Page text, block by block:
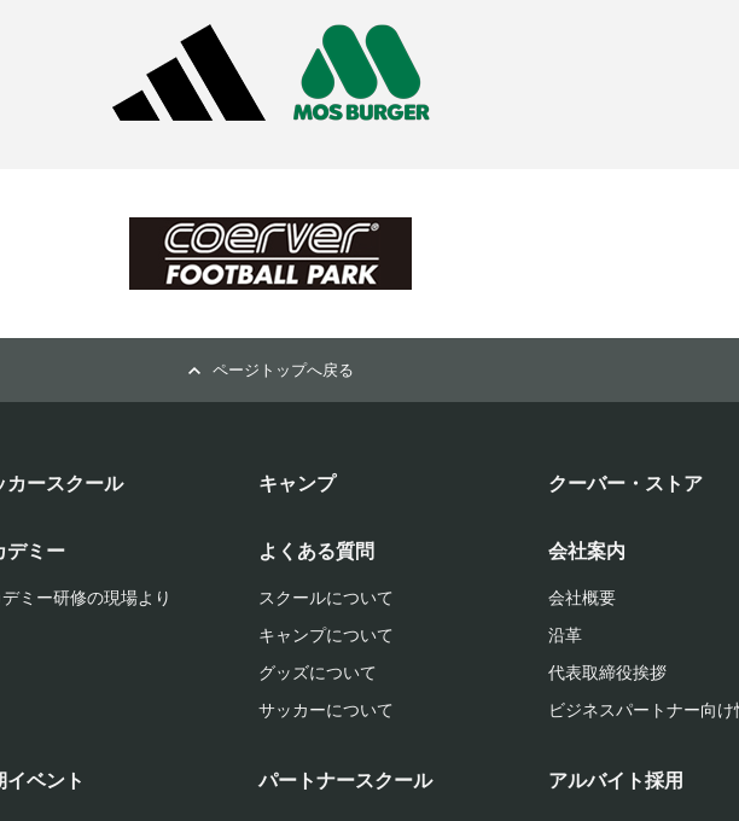
ページトップへ戻る
カースクール キャンプ クーバー・ストア
デミー
ミー研修の現場より
よくある質問
スクールについて
キャンプについて
グッズについて
サッカーについて
会社案内
会社概要
沿革
代表取締役挨拶
ビジネスパートナー向け
イベント パートナースクール アルバイト採用